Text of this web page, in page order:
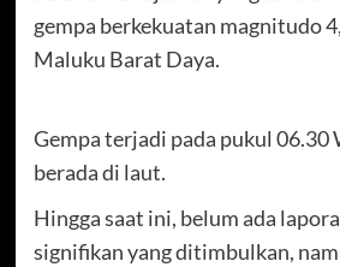
gempa berkekuatan magnitudo
Maluku Barat Daya.
Gempa terjadi pada pukul 06.30
berada di laut.
Hingga saat ini, belum ada
signifikan yang ditimbulkan,